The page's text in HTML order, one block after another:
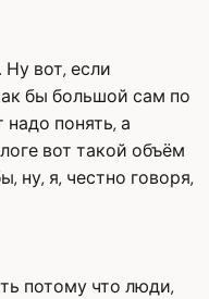
вот, если
бы большой сам по
понять, а
вот такой объём
ну, я, честно говоря,
потому что люди,